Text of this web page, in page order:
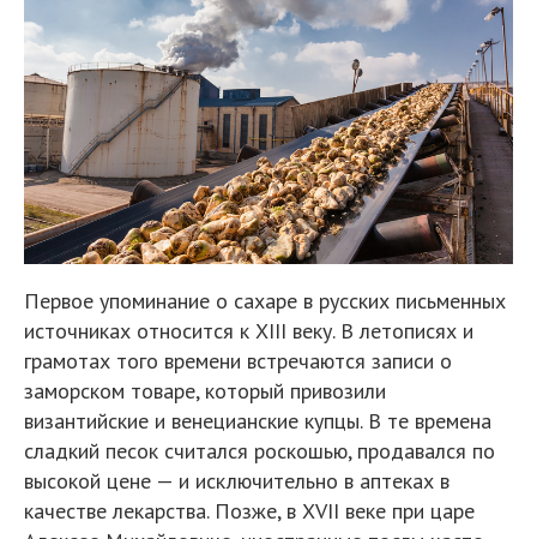
Первое упоминание о сахаре в русских письменных
источниках относится к XIII веку. В летописях и
грамотах того времени встречаются записи о
заморском товаре, который привозили
византийские и венецианские купцы. В те времена
сладкий песок считался роскошью, продавался по
высокой цене — и исключительно в аптеках в
качестве лекарства. Позже, в XVII веке при царе